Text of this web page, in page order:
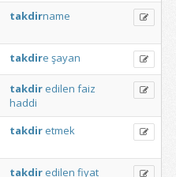
takdirname
takdire şayan
takdir edilen faiz
haddi
takdir etmek
takdir edilen fiyat